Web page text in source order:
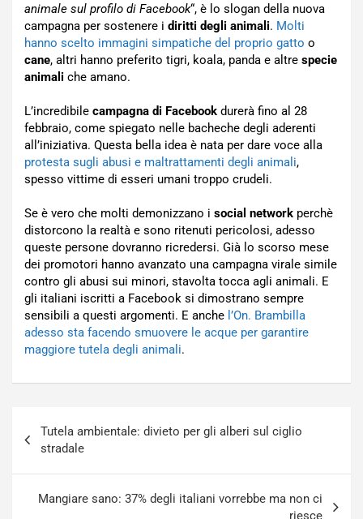
animale sul profilo di Facebook“, è lo slogan della nuova
campagna per sostenere i diritti degli animali. Molti
hanno scelto immagini simpatiche del proprio gatto o
cane, altri hanno preferito tigri, koala, panda e altre specie
animali che amano.
L’incredibile campagna di Facebook durerà fino al 28
febbraio, come spiegato nelle bacheche degli aderenti
all’iniziativa. Questa bella idea è nata per dare voce alla
protesta sugli abusi e maltrattamenti degli animali,
spesso vittime di esseri umani troppo crudeli.
Se è vero che molti demonizzano i social network perchè
distorcono la realtà e sono ritenuti pericolosi, adesso
queste persone dovranno ricredersi. Già lo scorso mese
dei promotori hanno avanzato una campagna virale simile
contro gli abusi sui minori, stavolta tocca agli animali. E
gli italiani iscritti a Facebook si dimostrano sempre
sensibili a questi argomenti. E anche l’On. Brambilla
adesso sta facendo smuovere le acque per garantire
maggiore tutela degli animali.
articoli
Tutela ambientale: divieto per gli alberi sul ciglio
stradale
Mangiare sano: 37% degli italiani vorrebbe ma non ci
riesce